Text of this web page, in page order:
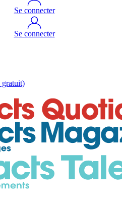
Se connecter
Se connecter
gratuit)